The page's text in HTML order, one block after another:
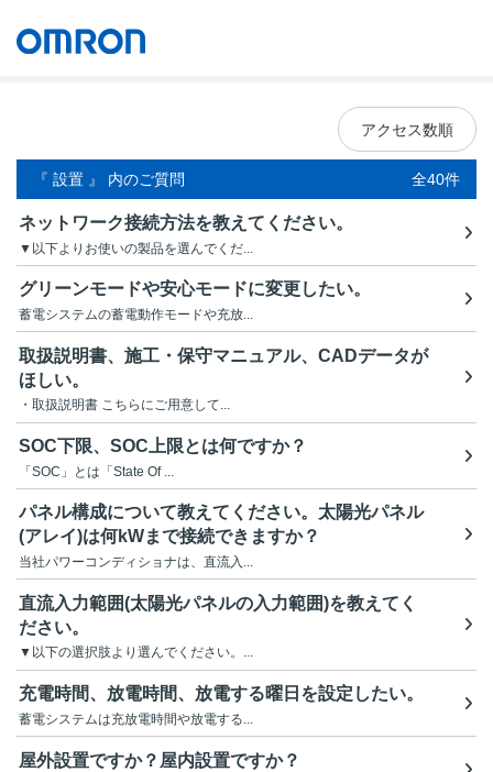
アクセス数順
『 設置 』 内のご質問 全40件
ネットワーク接続方法を教えてください。
▼以下よりお使いの製品を選んでくだ...
グリーンモードや安心モードに変更したい。
蓄電システムの蓄電動作モードや充放...
取扱説明書、施工・保守マニュアル、CADデータが
ほしい。
・取扱説明書 こちらにご用意して...
SOC下限、SOC上限とは何ですか？
「SOC」とは「State Of ...
パネル構成について教えてください。太陽光パネル
(アレイ)は何kWまで接続できますか？
当社パワーコンディショナは、直流入...
直流入力範囲(太陽光パネルの入力範囲)を教えてく
ださい。
▼以下の選択肢より選んでください。...
充電時間、放電時間、放電する曜日を設定したい。
蓄電システムは充放電時間や放電する...
屋外設置ですか？屋内設置ですか？